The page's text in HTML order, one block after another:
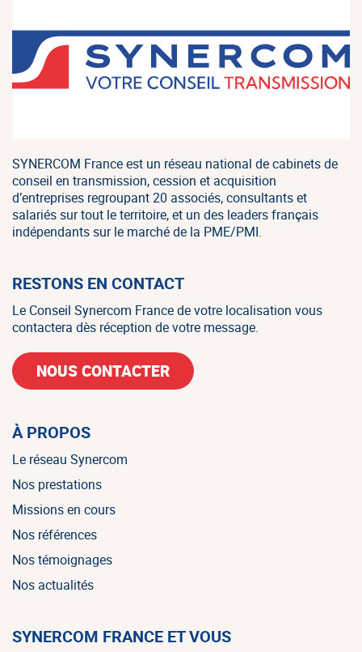
SYNERCOM France est un réseau national de cabinets de
conseil en transmission, cession et acquisition
d’entreprises regroupant 20 associés, consultants et
salariés sur tout le territoire, et un des leaders français
indépendants sur le marché de la PME/PMI.
RESTONS EN CONTACT
Le Conseil Synercom France de votre localisation vous
contactera dès réception de votre message.
NOUS CONTACTER
À PROPOS
Le réseau Synercom
Nos prestations
Missions en cours
Nos références
Nos témoignages
Nos actualités
SYNERCOM FRANCE ET VOUS